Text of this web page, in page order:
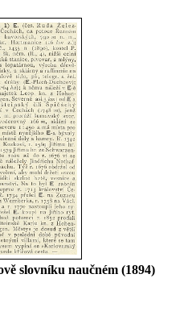
slovníku naučném (1894)